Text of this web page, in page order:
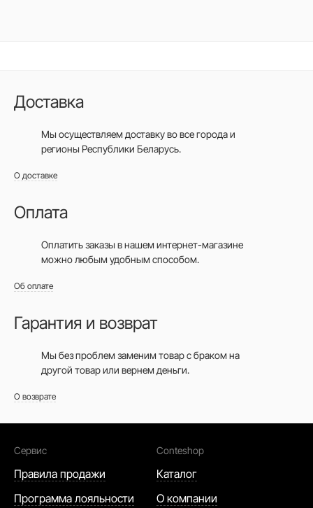
Доставка
Мы осуществляем доставку во все городаи
регионы Республики Беларусь.
О доставке
Оплата
Оплатить заказы в нашем интернет-магазине
можно любым удобным способом.
Об оплате
Гарантия и возврат
Мы без проблем заменим товар с браком на
другой товар или вернем деньги.
О возврате
Сервис
Правила продажи
Программа лояльности
Conteshop
Каталог
О компании